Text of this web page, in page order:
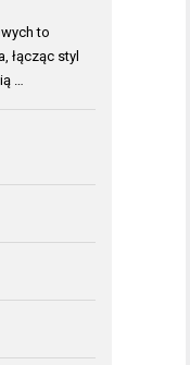
to
łącząc styl
…